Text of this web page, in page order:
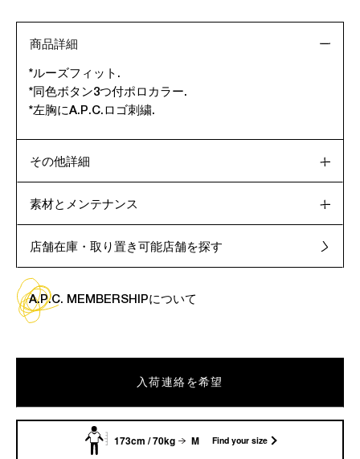
商品詳細
*ルーズフィット.
*同色ボタン3つ付ポロカラー.
*左胸にA.P.C.ロゴ刺繍.
その他詳細
素材とメンテナンス
店舗在庫・取り置き可能店舗を探す
A.P.C. MEMBERSHIPについて
入荷連絡を希望
173cm / 70kg M Find your size